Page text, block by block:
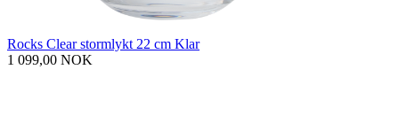
Rocks Clear stormlykt 22 cm Klar
1 099,00 NOK